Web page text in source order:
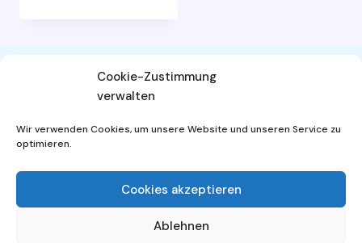
Cookie-Zustimmung
verwalten
Wir verwenden Cookies, um unsere Website und unseren Service zu
optimieren.
Cookies akzeptieren
Ablehnen
Datenschutzerklärung